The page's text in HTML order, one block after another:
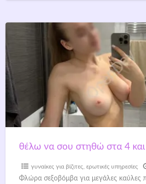
γυναίκες για βίζιτες ερωτικές υπηρεσίες
Φλώρα σεξοβόμβα για μεγάλες καύλες